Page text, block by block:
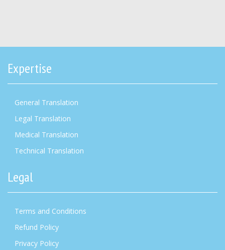
Expertise
General Translation
Legal Translation
Medical Translation
Technical Translation
Legal
Terms and Conditions
Refund Policy
Privacy Policy